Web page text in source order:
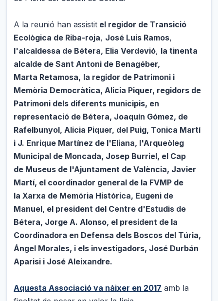
A la reunió han assistit el regidor de Transició
Ecològica de Riba-roja, José Luis Ramos,
l'alcaldessa de Bétera, Elia Verdevió, la tinenta
alcalde de Sant Antoni de Benagéber,
Marta Retamosa, la regidor de Patrimoni i
Memòria Democràtica, Alicia Piquer, regidors de
Patrimoni dels diferents municipis, en
representació de Bétera, Joaquín Gómez, de
Rafelbunyol, Alicia Piquer, del Puig, Tonica Martí
i J. Enrique Martínez de l'Eliana, l'Arqueòleg
Municipal de Moncada, Josep Burriel, el Cap
de Museus de l'Ajuntament de València, Javier
Martí, el coordinador general de la FVMP de
la Xarxa de Memória Històrica, Eugeni de
Manuel, el president del Centre d'Estudis de
Bétera, Jorge A. Alonso, el president de la
Coordinadora en Defensa dels Boscos del Túria,
Ángel Morales, i els investigadors, José Durbán
Aparisi i José Aleixandre.
Aquesta Associació va nàixer en 2017 amb la